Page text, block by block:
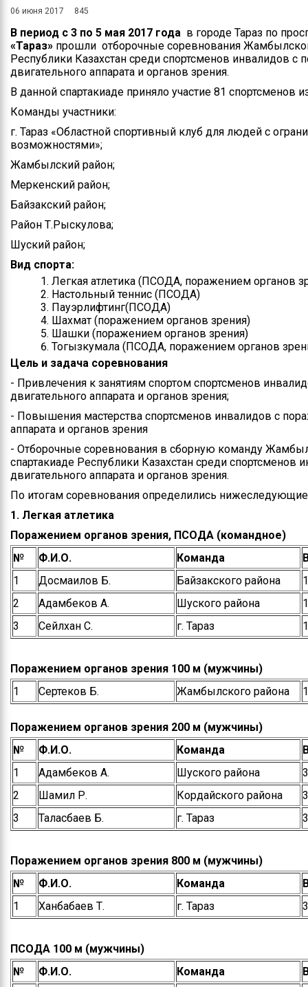
достижения
Результаты и отчеты
Официальные
выступления
Вакансии
государственную
службу
06 июня 2017 845
В период с 3 по 5 мая 2017 года в городе Тараз по
«Тараз» прошли отборочные соревнования
Республики Казахстан среди спортсменов инвалидов с
двигательного аппарата и органов зрения.
В данной спартакиаде приняло участие 81 спортсменов
Команды участники:
г. Тараз «Областной спортивный клуб для людей с
возможностями»;
Жамбылский район;
Меркенский район;
Байзакский район;
Район Т.Рыскулова;
Шуский район;
Вид спорта:
Легкая атлетика (ПСОДА, поражением органов
Настольный теннис (ПСОДА)
Пауэрлифтинг(ПСОДА)
Шахмат (поражением органов зрения)
Шашки (поражением органов зрения)
Тогызкумалақ (ПСОДА, поражением органов
Цель и задача соревнования
- Привлечения к занятиям спортом спортсменов
двигательного аппарата и органов зрения;
- Повышения мастерства спортсменов инвалидов с
аппарата и органов зрения
- Отборочные соревнования в сборную команду
спартакиаде Республики Казахстан среди
двигательного аппарата и органов зрения.
По итогам соревнования определились
1. Легкая атлетика
Поражением органов зрения, ПСОДА (командное)
№
Ф.И.О. Команда
1
Досмаилов Б. Байзакского района
2
Адамбеков А. Шуского района
3
Сейлхан С. г. Тараз
Поражением органов зрения 100 м (мужчины)
1
Сертеков Б. Жамбылского района
Поражением органов зрения 200 м (мужчины)
№
Ф.И.О. Команда
1
Адамбеков А. Шуского района
2
Шамил Р. Кордайского района
3
Таласбаев Б. г. Тараз
Поражением органов зрения 800 м (мужчины)
№
Ф.И.О. Команда
1
Ханбабаев Т. г. Тараз
ПСОДА 100 м (мужчины)
№
Ф.И.О. Команда